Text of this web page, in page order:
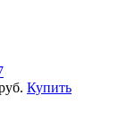
Купить